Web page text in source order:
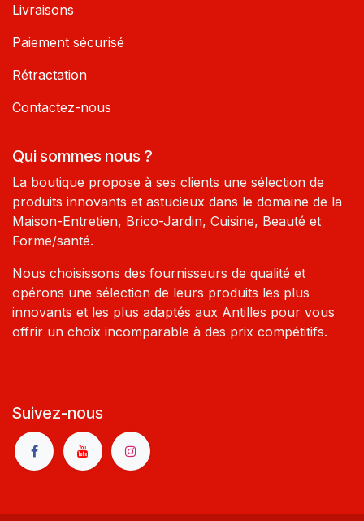
Livraisons
Paiement sécurisé
Rétractation
Contactez-nous
Qui sommes nous ?
La boutique propose à ses clients une sélection de
produits innovants et astucieux dans le domaine de la
Maison-Entretien, Brico-Jardin, Cuisine, Beauté et
Forme/santé.
Nous choisissons des fournisseurs de qualité et
opérons une sélection de leurs produits les plus
innovants et les plus adaptés aux Antilles pour vous
offrir un choix incomparable à des prix compétitifs.
Suivez-nous